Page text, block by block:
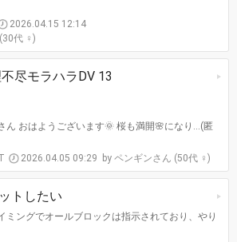
2026.04.15 12:14
代 ♀)
尽モラハラDV 13
ん おはようございます🌞 桜も満開🌸になり…(匿
2026.04.05 09:29 ペンギンさん (50代 ♀)
トしたい
ミングでオールブロックは指示されており、やり